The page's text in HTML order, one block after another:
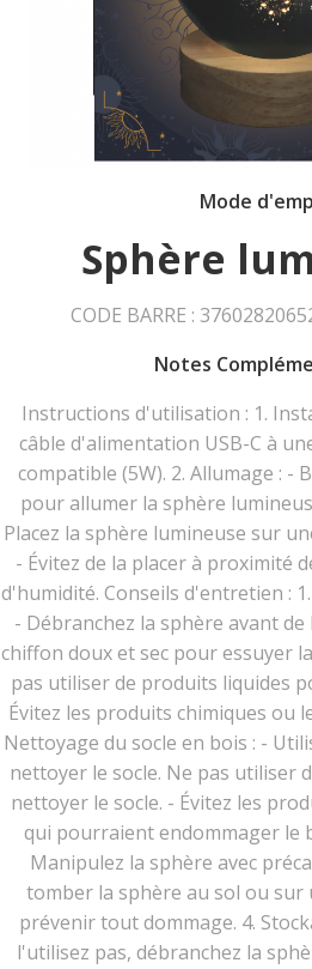
Mode
Sphère
CODE BARRE :
Notes
Instructions d'utilisation : 1.
câble d'alimentation USB-C à
compatible (5W). 2. Allumage : -
pour allumer la sphère
Placez la sphère lumineuse sur
- Évitez de la placer à proximité
d'humidité. Conseils d'entretien :
- Débranchez la sphère avant
chiffon doux et sec pour essuyer
pas utiliser de produits liquides
Évitez les produits chimiques ou
Nettoyage du socle en bois : -
nettoyer le socle. Ne pas utiliser
nettoyer le socle. - Évitez les
qui pourraient endommager le
Manipulez la sphère avec
tomber la sphère au sol ou
prévenir tout dommage. 4.
l'utilisez pas, débranchez la